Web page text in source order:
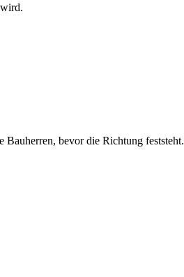
Bauherren, bevor die Richtung feststeht.